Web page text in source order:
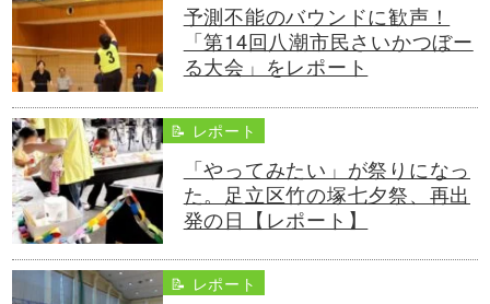
予測不能のバウンドに歓声！
「第14回八潮市民さいかつぼー
る大会」をレポート
📝 レポート
「やってみたい」が祭りになっ
た。足立区竹の塚七夕祭、再出
発の日【レポート】
📝 レポート